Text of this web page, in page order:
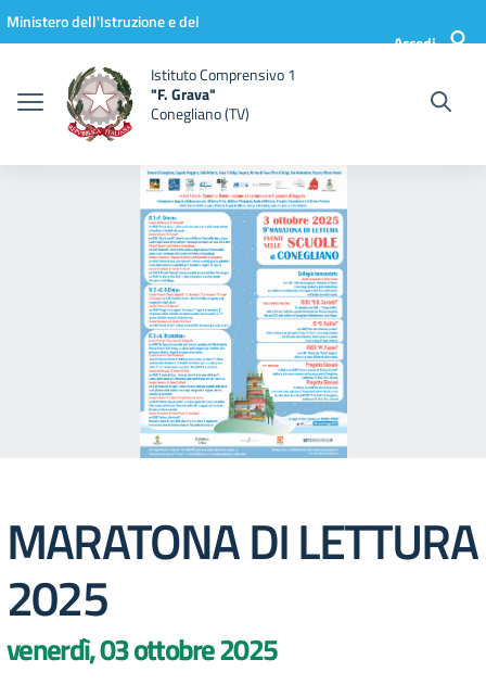
Vai ai contenuti
Vai al menu di navigazione
Vai al footer
Ministero dell'Istruzione e del
Accedi
Istituto Comprensivo 1
"F. Grava"
Conegliano (TV)
MARATONA DI LETTURA
2025
venerdì, 03 ottobre 2025